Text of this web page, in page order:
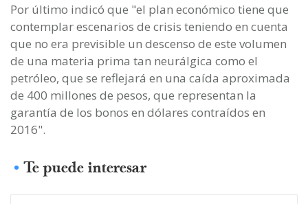
Por último indicó que "el plan económico tiene que
contemplar escenarios de crisis teniendo en cuenta
que no era previsible un descenso de este volumen
de una materia prima tan neurálgica como el
petróleo, que se reflejará en una caída aproximada
de 400 millones de pesos, que representan la
garantía de los bonos en dólares contraídos en
2016".
Te puede interesar